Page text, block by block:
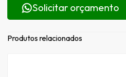
Solicitar orçamento
Produtos relacionados